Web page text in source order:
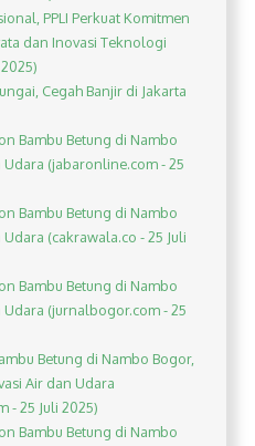
PPLI Perkuat Komitmen
dan Inovasi Teknologi
Cegah Banjir di Jakarta
Bambu Betung di Nambo
(jabaronline.com - 25
Bambu Betung di Nambo
(cakrawala.co - 25 Juli
Bambu Betung di Nambo
(jurnalbogor.com - 25
Betung di Nambo Bogor,
Air dan Udara
- 25 Juli 2025)
Bambu Betung di Nambo